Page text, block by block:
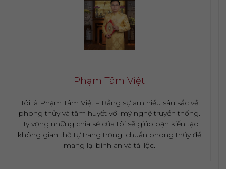
Phạm Tâm Việt
Tôi là Phạm Tâm Việt – Bằng sự am hiểu sâu sắc về
phong thủy và tâm huyết với mỹ nghệ truyền thống.
Hy vọng những chia sẻ của tôi sẽ giúp bạn kiến tạo
không gian thờ tự trang trọng, chuẩn phong thủy để
mang lại bình an và tài lộc.